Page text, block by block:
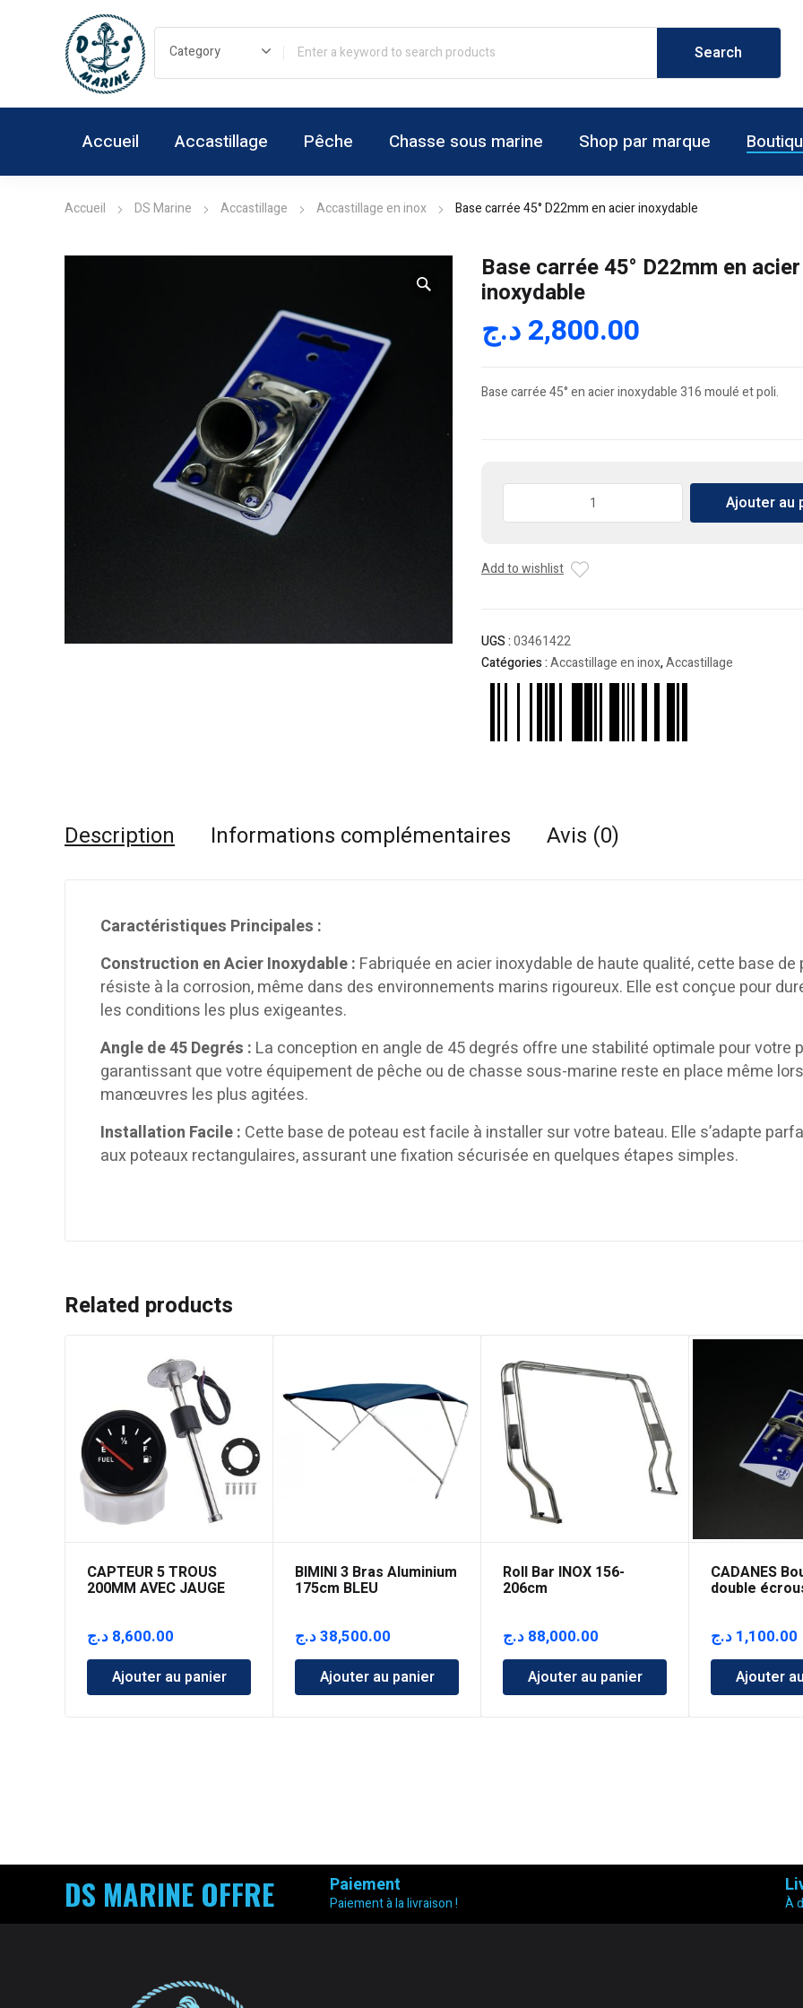
Accueil Accastillage Pêche Chasse sous marine Shop par marque
Accueil DS Marine Accastillage Accastillage en inox Base carrée 45° D22mm en acier inoxydable
Base carrée 45° D22mm en acier
inoxydable
2,800.00د.ج
Base carrée 45° en acier inoxydable 316 moulé et poli.
45°
inoxydable
Ajouter au
Add to wishlist
UGS :03461422
Catégories :Accastillage en inox,Accastillage
Description Informations complémentaires Avis (0)
Caractéristiques Principales :
Construction en Acier Inoxydable : Fabriquée en acier inoxydable de haute qualité, cette base de
résiste à la corrosion, même dans des environnements marins rigoureux. Elle est conçue pour
les conditions les plus exigeantes.
Angle de 45 Degrés : La conception en angle de 45 degrés offre une stabilité optimale pour votre
garantissant que votre équipement de pêche ou de chasse sous-marine reste en place même
manœuvres les plus agitées.
Installation Facile : Cette base de poteau est facile à installer sur votre bateau. Elle s’adapte
aux poteaux rectangulaires, assurant une fixation sécurisée en quelques étapes simples.
Related products
CAPTEUR 5 TROUS
200MM AVEC JAUGE
8,600.00 د.ج
Ajouter au panier
BIMINI 3 Bras Aluminium
175cm BLEU
38,500.00د.ج
Ajouter au panier
Roll Bar INOX 156-
206cm
88,000.00 د.ج
Ajouter au panier
CADANES
double
1,100.00 د.ج
Ajouter
DS MARINE OFFRE Paiement
Paiement à la livraison ! À